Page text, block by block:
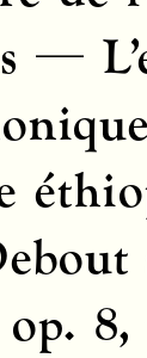
—